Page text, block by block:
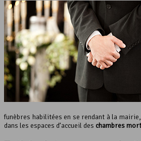
funèbres habilitées en se rendant à la
dans les espaces d’accueil des chambres